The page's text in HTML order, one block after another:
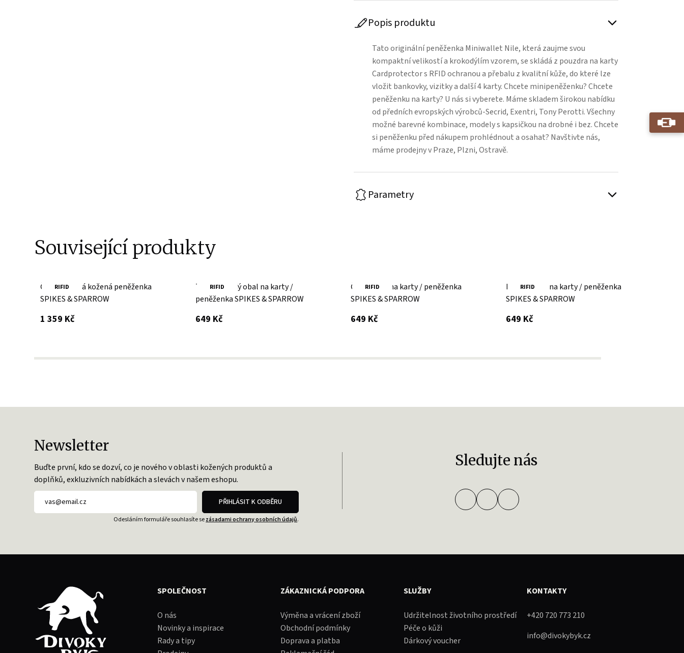
Popis produktu
Tato originální peněženka Miniwallet Nile, která zaujme svou
kompaktní velikostí a krokodýlím vzorem, se skládá z pouzdra na karty
Cardprotector s RFID ochranou a přebalu z kvalitní kůže, do které lze
vložit bankovky, vizitky a další 4 karty. Chcete minipeněženku? Chcete
peněženku na karty? U nás si vyberete. Máme skladem širokou nabídku
od předních evropských výrobců-Secrid, Exentri, Tony Perotti. Všechny
možné barevné kombinace, modely s kapsičkou na drobné i bez. Chcete
si peněženku před nákupem prohlédnout a osahat? Navštivte nás,
máme prodejny v Praze, Plzni, Ostravě.
Parametry
Související produkty
RIFID
Černá dvojitá kožená peněženka
SPIKES & SPARROW
1 359 Kčs DPH
RIFID
Tmavě hnědý obal na karty /
peněženka SPIKES & SPARROW
649 Kčs DPH
RIFID
Černý obal na karty / peněženka
SPIKES & SPARROW
649 Kčs DPH
RIFID
Brandy obal na karty / peněženka
SPIKES & SPARROW
649 Kčs DPH
Newsletter
Buďte první, kdo se dozví, co je nového v oblasti kožených produktů a
doplňků, exkluzivních nabídkách a slevách v našem eshopu.
PŘIHLÁSIT K ODBĚRU
Odesláním formuláře souhlasíte sezásadami ochrany osobních údajů.
Sledujte nás
SPOLEČNOST
O nás
Novinky a inspirace
Rady a tipy
ZÁKAZNICKÁ PODPORA
Výměna a vrácení zboží
Obchodní podmínky
Doprava a platba
SLUŽBY
Udržitelnost životního prostředí
Péče o kůži
Dárkový voucher
KONTAKTY
+420 720 773 210
info@divokybyk.cz